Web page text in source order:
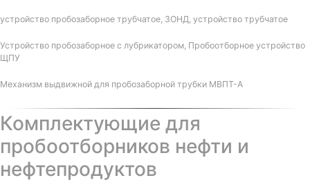
устройство пробозаборное трубчатое, ЗОНД, устройство трубчатое
Устройство пробозаборное с лубрикатором, Пробоотборное устройство
ЩПУ
Механизм выдвижной для пробозаборной трубки МВПТ-А
Комплектующие для
пробоотборников нефти и
нефтепродуктов